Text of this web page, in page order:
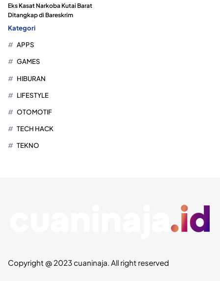
Eks Kasat Narkoba Kutai Barat
Ditangkap di Bareskrim
Kategori
APPS
GAMES
HIBURAN
LIFESTYLE
OTOMOTIF
TECH HACK
TEKNO
Copyright @ 2023 cuaninaja. All right reserved